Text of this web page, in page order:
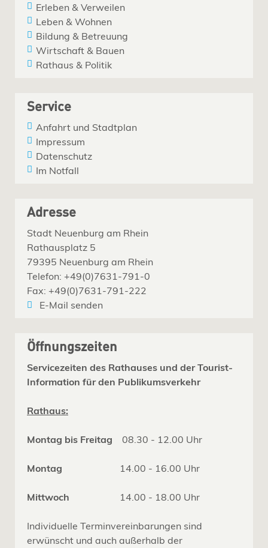
Erleben & Verweilen
Leben & Wohnen
Bildung & Betreuung
Wirtschaft & Bauen
Rathaus & Politik
Service
Anfahrt und Stadtplan
Impressum
Datenschutz
Im Notfall
Adresse
Stadt Neuenburg am Rhein
Rathausplatz 5
79395 Neuenburg am Rhein
Telefon: +49(0)7631-791-0
Fax: +49(0)7631-791-222
E-Mail senden
Öffnungszeiten
Servicezeiten des Rathauses und der Tourist-
Information für den Publikumsverkehr
Rathaus:
Montag bis Freitag 08.30 - 12.00 Uhr
Montag 14.00 - 16.00 Uhr
Mittwoch 14.00 - 18.00 Uhr
Individuelle Terminvereinbarungen sind
erwünscht und auch außerhalb der